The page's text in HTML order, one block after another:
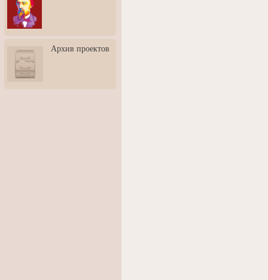
3: Обусловленности
человека и их влияние на
карьеру
скульптором Дмитрием
Тугариновым
АртБульвар в День города
Архив проектов